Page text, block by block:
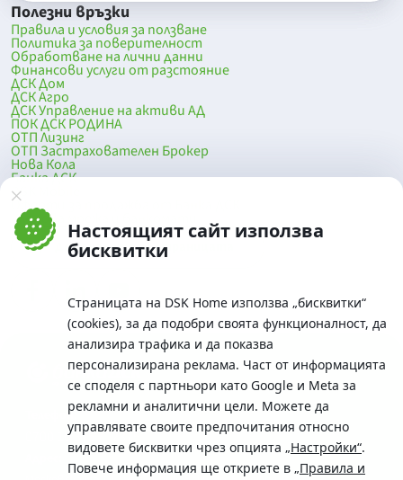
Настоящият сайт използва
бисквитки
Страницата на DSK Home използва „бисквитки“
(cookies), за да подобри своята функционалност, да
анализира трафика и да показва
персонализирана реклама. Част от информацията
се споделя с партньори като Google и Meta за
рекламни и аналитични цели. Можете да
управлявате своите предпочитания относно
видовете бисквитки чрез опцията „Настройки“.
Повече информация ще откриете в „Правила и
Полезни връзки
Правила и условия за ползване
Политика за поверителност
Обработване на лични данни
Финансови услуги от разстояние
ДСК Дом
ДСК Агро
ДСК Управление на активи АД
ПОК ДСК РОДИНА
ОТП Лизинг
ОТП Застрахователен Брокер
Нова Кола
Банка ДСК
DSK Mobile
Оферти за продажба от Банка ДСК
Клонова мрежа и банкомати
До началото на страницата
Телефон:
0700 10 375 / *2375